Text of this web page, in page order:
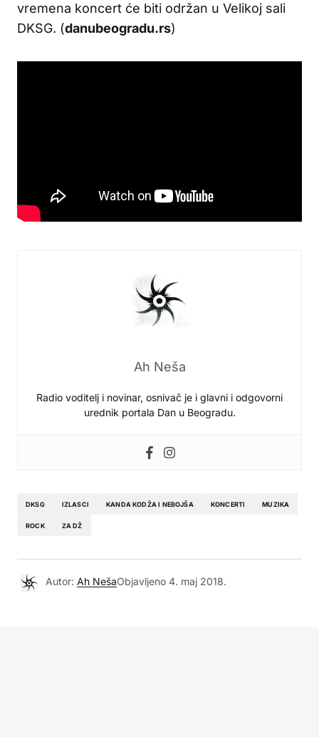
vremena koncert će biti održan u Velikoj sali
DKSG. (danubeogradu.rs)
Ah Neša
Radio voditelj i novinar, osnivač je i glavni i odgovorni
urednik portala Dan u Beogradu.
DKSG IZLASCI KANDA KODŽA I NEBOJŠA KONCERTI MUZIKA
ROCK ZA DŽ
Autor: Ah NešaObjavljeno 4. maj 2018.